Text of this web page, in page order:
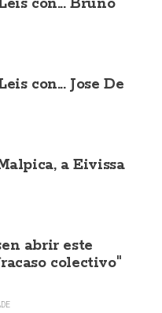
con... Jose De
a Eivissa
abrir este
colectivo"